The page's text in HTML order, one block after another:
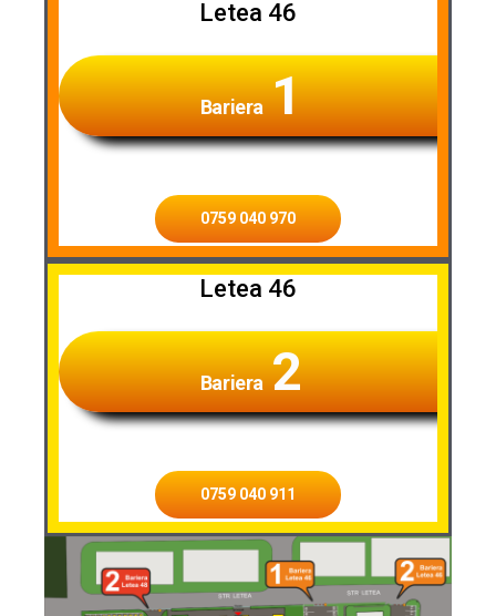
Letea 46
Bariera 1
0759 040 970
Letea 46
Bariera 2
0759 040 911